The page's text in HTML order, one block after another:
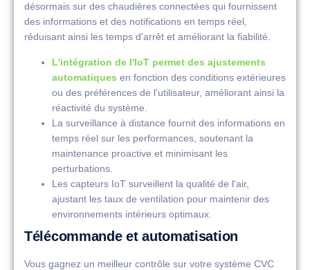
désormais sur des chaudières connectées qui fournissent
des informations et des notifications en temps réel,
réduisant ainsi les temps d'arrêt et améliorant la fiabilité.
L'intégration de l'IoT permet des ajustements
automatiques en fonction des conditions extérieures
ou des préférences de l'utilisateur, améliorant ainsi la
réactivité du système.
La surveillance à distance fournit des informations en
temps réel sur les performances, soutenant la
maintenance proactive et minimisant les
perturbations.
Les capteurs IoT surveillent la qualité de l'air,
ajustant les taux de ventilation pour maintenir des
environnements intérieurs optimaux.
Télécommande et automatisation
Vous gagnez un meilleur contrôle sur votre système CVC